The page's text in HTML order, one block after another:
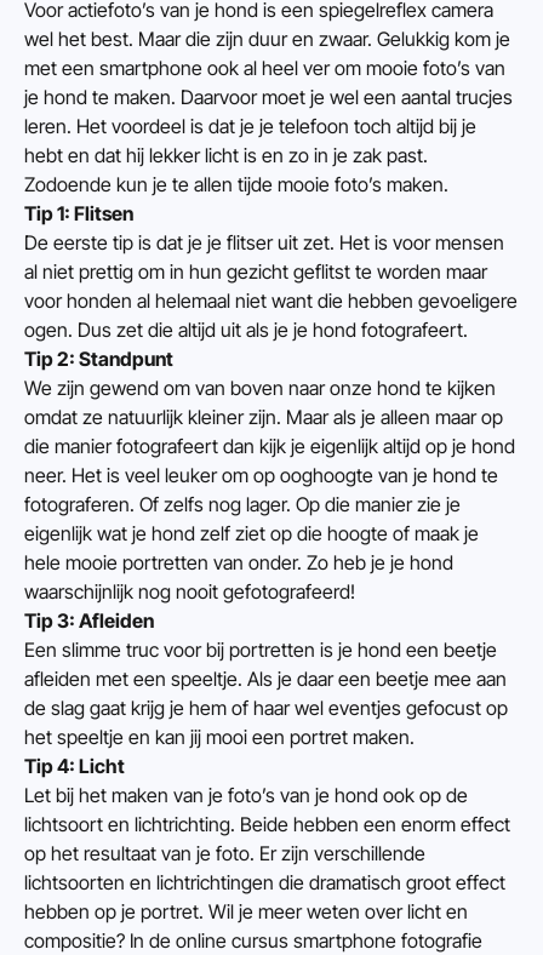
Voor actiefoto’s van je hond is een spiegelreflex camera
wel het best. Maar die zijn duur en zwaar. Gelukkig kom je
met een smartphone ook al heel ver om mooie foto’s van
je hond te maken. Daarvoor moet je wel een aantal trucjes
leren. Het voordeel is dat je je telefoon toch altijd bij je
hebt en dat hij lekker licht is en zo in je zak past.
Zodoende kun je te allen tijde mooie foto’s maken.
Tip 1: Flitsen
De eerste tip is dat je je flitser uit zet. Het is voor mensen
al niet prettig om in hun gezicht geflitst te worden maar
voor honden al helemaal niet want die hebben gevoeligere
ogen. Dus zet die altijd uit als je je hond fotografeert.
Tip 2: Standpunt
We zijn gewend om van boven naar onze hond te kijken
omdat ze natuurlijk kleiner zijn. Maar als je alleen maar op
die manier fotografeert dan kijk je eigenlijk altijd op je hond
neer. Het is veel leuker om op ooghoogte van je hond te
fotograferen. Of zelfs nog lager. Op die manier zie je
eigenlijk wat je hond zelf ziet op die hoogte of maak je
hele mooie portretten van onder. Zo heb je je hond
waarschijnlijk nog nooit gefotografeerd!
Tip 3: Afleiden
Een slimme truc voor bij portretten is je hond een beetje
afleiden met een speeltje. Als je daar een beetje mee aan
de slag gaat krijg je hem of haar wel eventjes gefocust op
het speeltje en kan jij mooi een portret maken.
Tip 4: Licht
Let bij het maken van je foto’s van je hond ook op de
lichtsoort en lichtrichting. Beide hebben een enorm effect
op het resultaat van je foto. Er zijn verschillende
lichtsoorten en lichtrichtingen die dramatisch groot effect
hebben op je portret. Wil je meer weten over licht en
compositie? In de online cursus smartphone fotografie